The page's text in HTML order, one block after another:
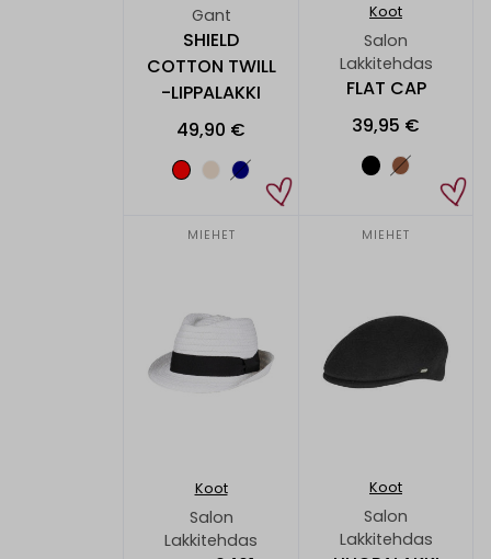
Gant
SHIELD
COTTON TWILL
-LIPPALAKKI
49,90 €
Koot
Salon
Lakkitehdas
FLAT CAP
39,95 €
MIEHET
Koot
Salon
Lakkitehdas
MIEHET
Koot
Salon
Lakkitehdas